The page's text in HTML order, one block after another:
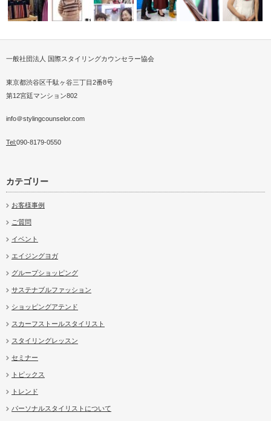
ショ…顔分析メイクレッスン実践
海外ショッピングアテンド
ジイベント開…
一般社団法人 国際スタイリングカウンセラー協会
東京都渋谷区千駄ヶ谷三丁目2番8号
第12宮廷マンション802
info＠stylingcounselor.com
Tel:090-8179-0550
カテゴリー
お客様事例
ご質問
イベント
エイジングヨガ
グループショッピング
サステナブルファッション
ショッピングアテンド
スカーフストールスタイリスト
スタイリングレッスン
セミナー
トピックス
トレンド
パーソナルスタイリストについて